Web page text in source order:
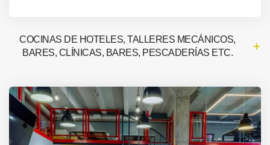
COCINAS DE HOTELES, TALLERES MECÁNICOS,
BARES, CLÍNICAS, BARES, PESCADERÍAS ETC.